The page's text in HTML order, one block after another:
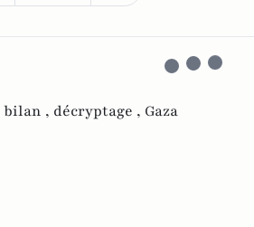
bilan , décryptage , Gaza